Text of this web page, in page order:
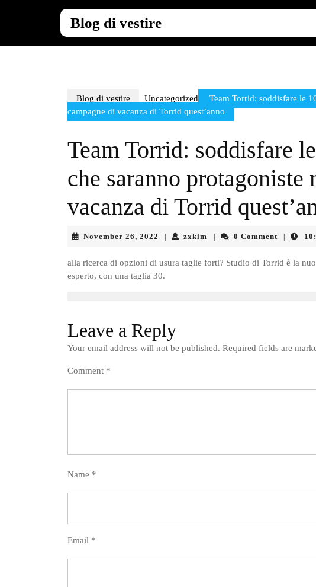
Blog di vestire
Blog di vestire Uncategorized
Team Torrid: soddisfare le
campagne di vacanza di Torrid quest’anno
Team Torrid: soddisfare
che saranno protagoniste
vacanza di Torrid
November 26, 2022 November
zxklm zxklm 0 Comment
alla ricerca di opzioni di usura taglie forti? Studio di Torrid è la
esperto, con una taglia 30.
Leave a Reply
Your email address will not be published. Required fields are
Comment *
Name *
Email *